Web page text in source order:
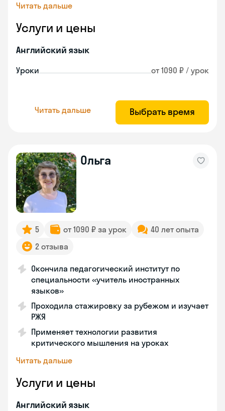
Читать дальше
Услуги и цены
Английский язык
Уроки от 1090 ₽ / урок
Читать дальше Выбрать время
Ольга
5 от 1090 ₽ за урок
40 лет опыта
2 отзыва
Окончила педагогический институт по
специальности «учитель иностранных
языков»
Проходила стажировку за рубежом и изучает
РЖЯ
Применяет технологии развития
критического мышления на уроках
Читать дальше
Услуги и цены
Английский язык